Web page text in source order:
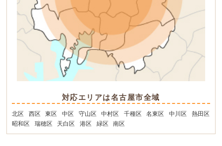
対応エリアは名古屋市全域
北区 西区 東区 中区 守山区 中村区 千種区 名東区 中川区
熱田区
昭和区
瑞穂区 天白区 港区 緑区 南区